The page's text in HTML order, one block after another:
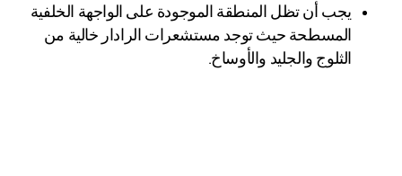
يجب أن تظل المنطقة الموجودة على الواجهة الخلفية
المسطحة حيث توجد مستشعرات الرادار خالية من
الثلوج والجليد والأوساخ.